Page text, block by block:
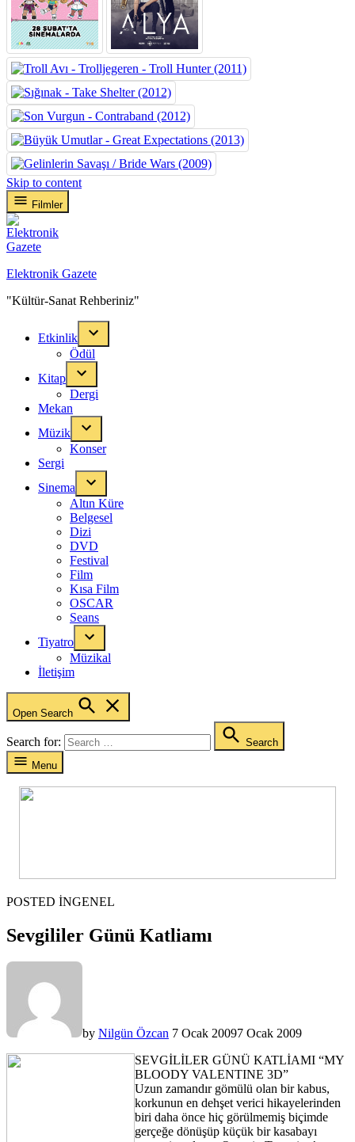
Skip to content
Filmler
Elektronik Gazete
"Kültür-Sanat Rehberiniz"
Etkinlik
Ödül
Kitap
Dergi
Mekan
Müzik
Konser
Sergi
Sinema
Altın Küre
Belgesel
Dizi
DVD
Festival
Film
Kısa Film
OSCAR
Seans
Tiyatro
Müzikal
İletişim
Open Search
Search for:
Search
Menu
POSTED INGENEL
Sevgililer Günü Katliamı
by Nilgün Özcan 7 Ocak 20097 Ocak 2009
SEVGİLİLER GÜNÜ KATLİAMI “MY
BLOODY VALENTINE 3D”
Uzun zamandır gömülü olan bir kabus,
korkunun en dehşet verici hikayelerinden
biri daha önce hiç görülmemiş biçimde
gerçeğe dönüşüp küçük bir kasabayı